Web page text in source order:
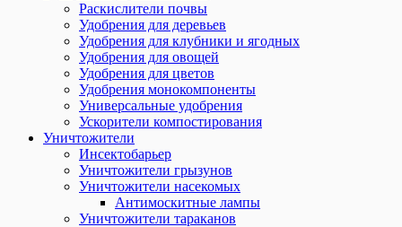
Раскислители почвы
Удобрения для деревьев
Удобрения для клубники и ягодных
Удобрения для овощей
Удобрения для цветов
Удобрения монокомпоненты
Универсальные удобрения
Ускорители компостирования
Уничтожители
Инсектобарьер
Уничтожители грызунов
Уничтожители насекомых
Антимоскитные лампы
Уничтожители тараканов